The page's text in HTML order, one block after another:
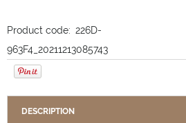
Product code: 226D-
963F4_20211213085743
DESCRIPTION